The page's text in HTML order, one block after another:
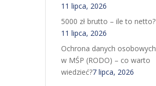
11 lipca, 2026
5000 zł brutto – ile to netto?
11 lipca, 2026
Ochrona danych osobowych
w MŚP (RODO) – co warto
wiedzieć?7 lipca, 2026